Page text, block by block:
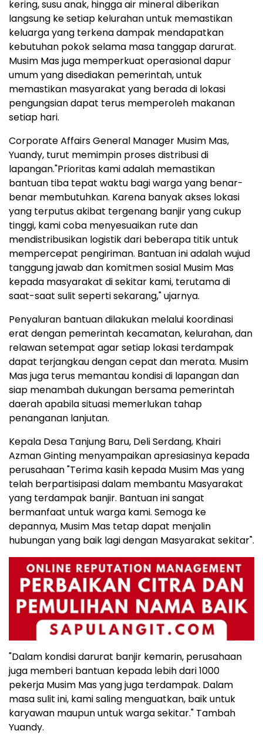
kering, susu anak, hingga air mineral diberikan
langsung ke setiap kelurahan untuk memastikan
keluarga yang terkena dampak mendapatkan
kebutuhan pokok selama masa tanggap darurat.
Musim Mas juga memperkuat operasional dapur
umum yang disediakan pemerintah, untuk
memastikan masyarakat yang berada di lokasi
pengungsian dapat terus memperoleh makanan
setiap hari.
Corporate Affairs General Manager Musim Mas,
Yuandy, turut memimpin proses distribusi di
lapangan."Prioritas kami adalah memastikan
bantuan tiba tepat waktu bagi warga yang benar-
benar membutuhkan. Karena banyak akses lokasi
yang terputus akibat tergenang banjir yang cukup
tinggi, kami coba menyesuaikan rute dan
mendistribusikan logistik dari beberapa titik untuk
mempercepat pengiriman. Bantuan ini adalah wujud
tanggung jawab dan komitmen sosial Musim Mas
kepada masyarakat di sekitar kami, terutama di
saat-saat sulit seperti sekarang," ujarnya.
Penyaluran bantuan dilakukan melalui koordinasi
erat dengan pemerintah kecamatan, kelurahan, dan
relawan setempat agar setiap lokasi terdampak
dapat terjangkau dengan cepat dan merata. Musim
Mas juga terus memantau kondisi di lapangan dan
siap menambah dukungan bersama pemerintah
daerah apabila situasi memerlukan tahap
penanganan lanjutan.
Kepala Desa Tanjung Baru, Deli Serdang, Khairi
Azman Ginting menyampaikan apresiasinya kepada
perusahaan "Terima kasih kepada Musim Mas yang
telah berpartisipasi dalam membantu Masyarakat
yang terdampak banjir. Bantuan ini sangat
bermanfaat untuk warga kami. Semoga ke
depannya, Musim Mas tetap dapat menjalin
hubungan yang baik lagi dengan Masyarakat sekitar".
"Dalam kondisi darurat banjir kemarin, perusahaan
juga memberi bantuan kepada lebih dari 1000
pekerja Musim Mas yang juga terdampak. Dalam
masa sulit ini, kami saling menguatkan, baik untuk
karyawan maupun untuk warga sekitar." Tambah
Yuandy.